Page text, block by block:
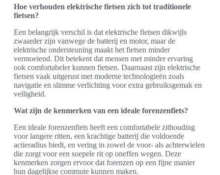
Hoe verhouden elektrische fietsen zich tot traditionele
fietsen?
Een belangrijk verschil is dat elektrische fietsen dikwijls
zwaarder zijn vanwege de batterij en motor, maar de
elektrische ondersteuning maakt het fietsen minder
vermoeiend. Dit betekent dat mensen met minder ervaring
ook comfortabeler kunnen fietsen. Daarnaast zijn elektrische
fietsen vaak uitgerust met moderne technologieën zoals
navigatie en slimme verlichting voor extra gebruiksgemak en
veiligheid.
Wat zijn de kenmerken van een ideale forenzenfiets?
Een ideale forenzenfiets heeft een comfortabele zithouding
voor langere ritten, een krachtige batterij die voldoende
actieradius biedt, en vering in zowel de voor- als achterwielen
die zorgt voor een soepele rit op oneffen wegen. Deze
kenmerken zorgen ervoor dat forenzen op een fijne manier
hun dagelijkse commute kunnen maken.